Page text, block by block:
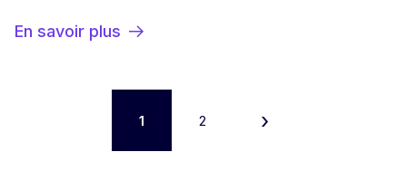
elles-mêmes reliées à un serveur central. Avec cette
En savoir plus
1 2 ›